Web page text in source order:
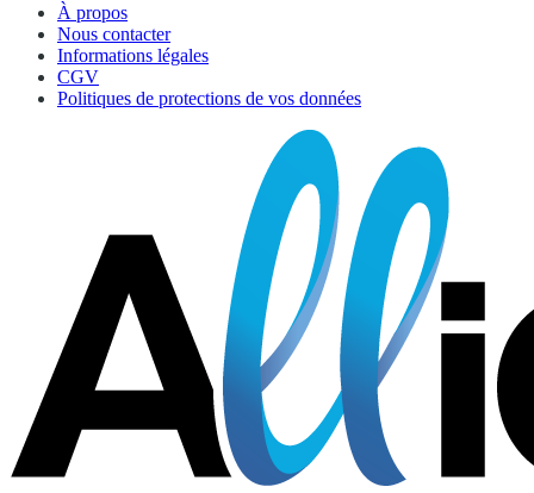
À propos
Nous contacter
Informations légales
CGV
Politiques de protections de vos données